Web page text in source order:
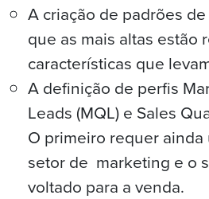
A criação de padrões
que as mais altas estão
características que
A definição de perfis
Leads (MQL) e Sales
O primeiro requer ainda
setor de marketing e o
voltado para a venda.